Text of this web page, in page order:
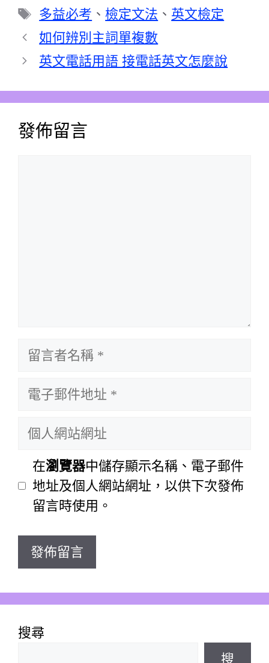
類
標
籤
多益必考 、 檢定文法 、 英文檢定
如何辨別主詞單複數
英文電話用語 接電話英文怎麼說
發佈留言
留
者
稱
電
郵
址
個
站
在瀏覽器中儲存顯示名稱、電子郵件
地址及個人網站網址，以供下次發佈
留言時使用。
搜尋
搜